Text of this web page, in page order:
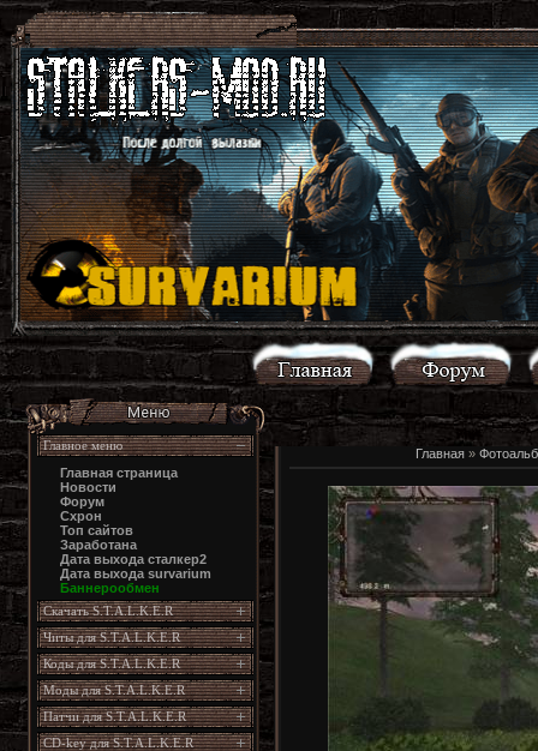
Главное меню
Главная страница
Новости
Форум
Схрон
Топ сайтов
Заработана
Дата выхода сталкер2
Дата выхода survarium
Баннерообмен
Скачать S.T.A.L.K.E.R
Читы для S.T.A.L.K.E.R
Коды для S.T.A.L.K.E.R
Моды для S.T.A.L.K.E.R
Патчи для S.T.A.L.K.E.R
CD-key для S.T.A.L.K.E.R
Главная »